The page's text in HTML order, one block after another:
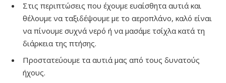
Στις περιπτώσεις που έχουμε ευαίσθητα αυτιά και
θέλουμε να ταξιδέψουμε με το αεροπλάνο, καλό είναι
να πίνουμε συχνά νερό ή να μασάμε τσίχλα κατά τη
διάρκεια της πτήσης.
Προστατεύουμε τα αυτιά μας από τους δυνατούς
ήχους.